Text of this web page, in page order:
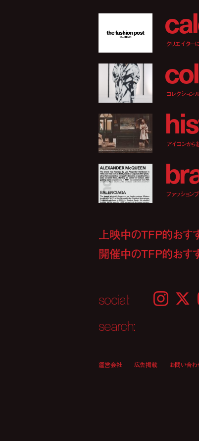
cal
クリエイター
col
コレクション
his
アイコンから
br
ファッション
上映中のTFP的おす
開催中のTFP的おす
social: Instagram 𝕏
search:
運営会社 広告掲載 お問い合わ